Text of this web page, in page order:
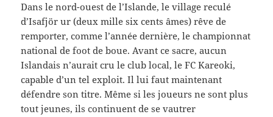
Dans le nord-ouest de l’Islande, le village reculé
d’Isafjör ur (deux mille six cents âmes) rêve de
remporter, comme l’année dernière, le championnat
national de foot de boue. Avant ce sacre, aucun
Islandais n’aurait cru le club local, le FC Kareoki,
capable d’un tel exploit. Il lui faut maintenant
défendre son titre. Même si les joueurs ne sont plus
tout jeunes, ils continuent de se vautrer